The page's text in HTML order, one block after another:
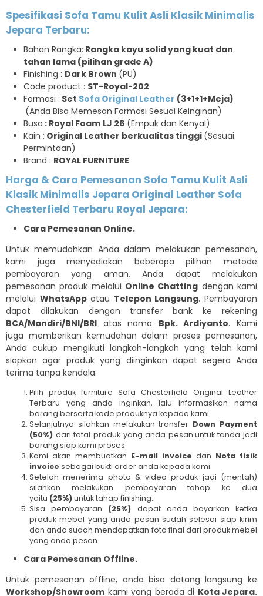
Spesifikasi Sofa Tamu Kulit Asli Klasik Minimalis
Jepara Terbaru:
Bahan Rangka: Rangka kayu solid yang kuat dan
tahan lama (pilihan grade A)
Finishing : Dark Brown (PU)
Code product : ST-Royal-202
Formasi : Set Sofa Original Leather (3+1+1+Meja)
(Anda Bisa Memesan Formasi Sesuai Keinginan)
Busa : Royal Foam LJ 26 (Empuk dan Kenyal)
Kain : Original Leather berkualitas tinggi (Sesuai
Permintaan)
Brand : ROYAL FURNITURE
Harga & Cara Pemesanan Sofa Tamu Kulit Asli
Klasik Minimalis Jepara Original Leather Sofa
Chesterfield Terbaru Royal Jepara:
Cara Pemesanan Online.
Untuk memudahkan Anda dalam melakukan pemesanan,
kami juga menyediakan beberapa pilihan metode
pembayaran yang aman. Anda dapat melakukan
pemesanan produk melalui Online Chatting dengan kami
melalui WhatsAppatau Telepon Langsung. Pembayaran
dapat dilakukan dengan transfer bank ke rekening
BCA/Mandiri/BNI/BRI atas nama Bpk. Ardiyanto. Kami
juga memberikan kemudahan dalam proses pemesanan,
Anda cukup mengikuti langkah-langkah yang telah kami
siapkan agar produk yang diinginkan dapat segera Anda
terima tanpa kendala.
Pilih produk furniture Sofa Chesterfield Original Leather
Terbaru yang anda inginkan, lalu informasikan nama
barang berserta kode produknya kepada kami.
Selanjutnya silahkan melakukan transfer Down Payment
(50%) dari total produk yang anda pesan.untuk tanda jadi
barang siap kami proses.
Kami akan membuatkan E-mail invoice dan Nota fisik
invoice sebagai bukti order anda kepada kami.
Setelah menerima photo & video produk jadi (mentah)
silahkan melakukan pembayaran tahap ke dua
yaitu (25%)untuk tahap finishing.
Sisa pembayaran (25%) dapat anda bayarkan ketika
produk mebel yang anda pesan sudah selesai siap kirim
dan anda sudah mendapatkan foto final dari produk mebel
yang anda pesan.
Cara Pemesanan Offline.
Untuk pemesanan offline, anda bisa datang langsung ke
Workshop/Showroom kami yang berada di Kota Jepara.